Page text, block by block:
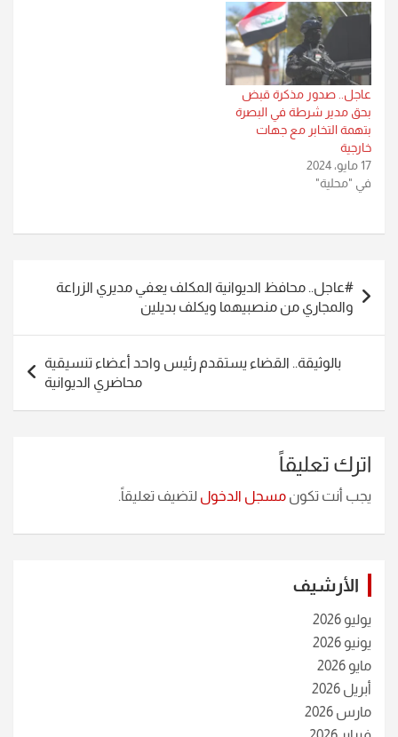
عاجل.. صدور مذكرة قبض
بحق مدير شرطة في البصرة
بتهمة التخابر مع جهات
خارجية
17 مايو، 2024
في "محلية"
المقالات
#عاجل.. محافظ الديوانية المكلف يعفي مديري الزراعة
والمجاري من منصبيهما ويكلف بديلين
بالوثيقة.. القضاء يستقدم رئيس واحد أعضاء تنسيقية
محاضري الديوانية
اترك تعليقاً
يجب أنت تكون مسجل الدخول لتضيف تعليقاً.
الأرشيف
يوليو 2026
يونيو 2026
مايو 2026
أبريل 2026
مارس 2026